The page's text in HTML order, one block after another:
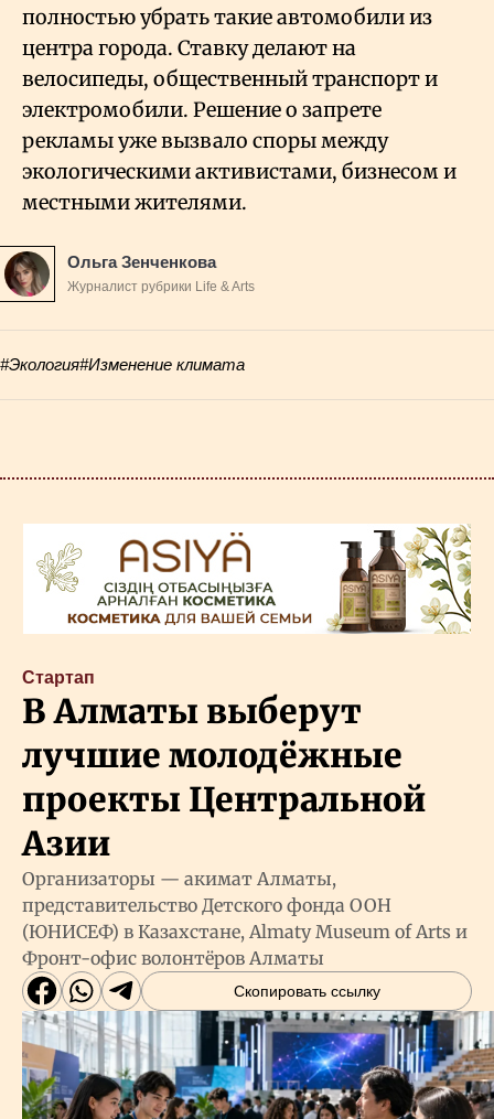
полностью убрать такие автомобили из
центра города. Ставку делают на
велосипеды, общественный транспорт и
электромобили. Решение о запрете
рекламы уже вызвало споры между
экологическими активистами, бизнесом и
местными жителями.
Ольга Зенченкова
Журналист рубрики Life & Arts
#Экология#Изменение климата
Стартап
В Алматы выберут
лучшие молодёжные
проекты Центральной
Азии
Организаторы — акимат Алматы,
представительство Детского фонда ООН
(ЮНИСЕФ) в Казахстане, Almaty Museum of Arts и
Фронт-офис волонтёров Алматы
Скопировать ссылку